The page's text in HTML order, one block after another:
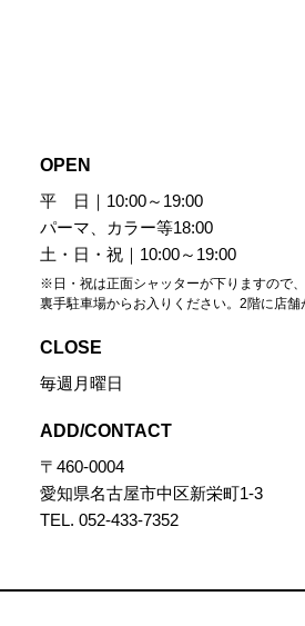
OPEN
平 日｜10:00～19:00
パーマ、カラー等18:00
土・日・祝｜10:00～19:00
※日・祝は正面シャッターが下りますので、
裏手駐車場からお入りください。2階に店舗
CLOSE
毎週月曜日
ADD/CONTACT
〒460-0004
愛知県名古屋市中区新栄町1-3
TEL. 052-433-7352